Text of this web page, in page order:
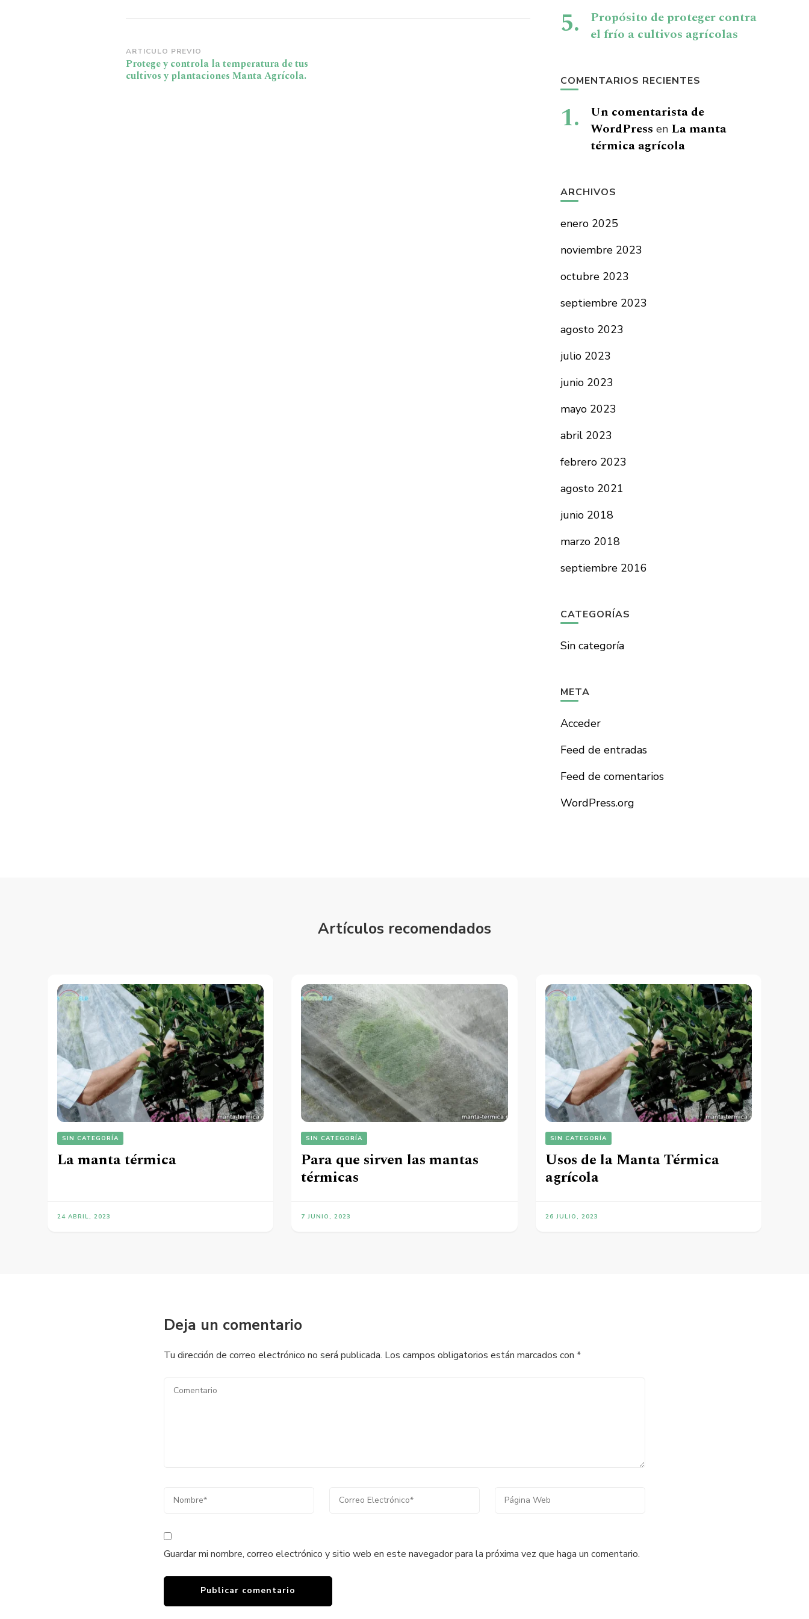
Navegación
de
publicación
ARTICULO PREVIO
Protege y controla la temperatura de tus
cultivos y plantaciones Manta Agrícola.
Propósito de proteger contra
el frío a cultivos agrícolas
COMENTARIOS RECIENTES
Un comentarista de
WordPress en La manta
térmica agrícola
ARCHIVOS
enero 2025
noviembre 2023
octubre 2023
septiembre 2023
agosto 2023
julio 2023
junio 2023
mayo 2023
abril 2023
febrero 2023
agosto 2021
junio 2018
marzo 2018
septiembre 2016
CATEGORÍAS
Sin categoría
META
Acceder
Feed de entradas
Feed de comentarios
WordPress.org
Artículos recomendados
SIN CATEGORÍA
La manta térmica
24 ABRIL, 2023
SIN CATEGORÍA
Para que sirven las mantas
térmicas
7 JUNIO, 2023
SIN CATEGORÍA
Usos de la Manta Térmica
agrícola
26 JULIO, 2023
Deja un comentario
Tu dirección de correo electrónico no será publicada. Los campos obligatorios están marcados con *
Guardar mi nombre, correo electrónico y sitio web en este navegador para la próxima vez que haga un comentario.